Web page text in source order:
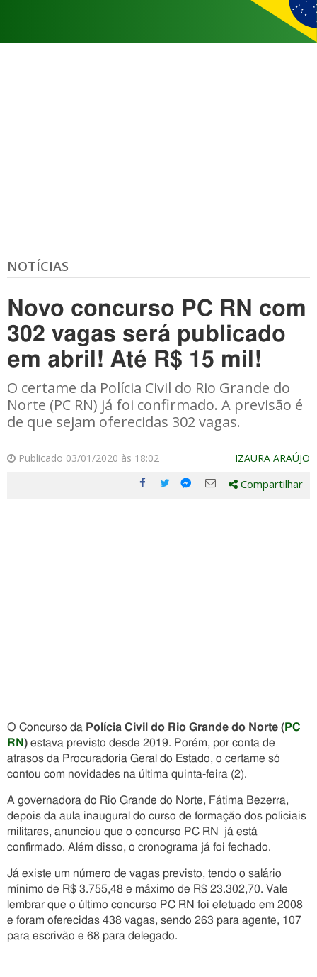
NOTÍCIAS
Novo concurso PC RN com
302 vagas será publicado
em abril! Até R$ 15 mil!
O certame da Polícia Civil do Rio Grande do
Norte (PC RN) já foi confirmado. A previsão é
de que sejam oferecidas 302 vagas.
Publicado 03/01/2020 às 18:02 IZAURA ARAÚJO
Compartilhe
Compartilhe
Compartilhe
Compartilhe
Compartilhar
O Concurso da Polícia Civil do Rio Grande do Norte (PC
RN ) estava previsto desde 2019. Porém, por conta de
atrasos da Procuradoria Geral do Estado, o certame só
contou com novidades na última quinta-feira (2).
A governadora do Rio Grande do Norte, Fátima Bezerra,
depois da aula inaugural do curso de formação dos policiais
militares, anunciou que o concurso PC RN já está
confirmado. Além disso, o cronograma já foi fechado.
Já existe um número de vagas previsto, tendo o salário
mínimo de R$ 3.755,48 e máximo de R$ 23.302,70. Vale
lembrar que o último concurso PC RN foi efetuado em 2008
e foram oferecidas 438 vagas, sendo 263 para agente, 107
para escrivão e 68 para delegado.